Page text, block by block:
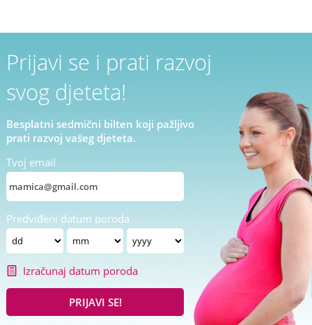
Prijavi se i prati razvoj
svog djeteta!
Besplatni sedmični bilten koji pažljivo
prati razvoj vašeg djeteta.
Tvoj email
Predviđeni datum poroda
Izračunaj datum poroda
PRIJAVI SE!